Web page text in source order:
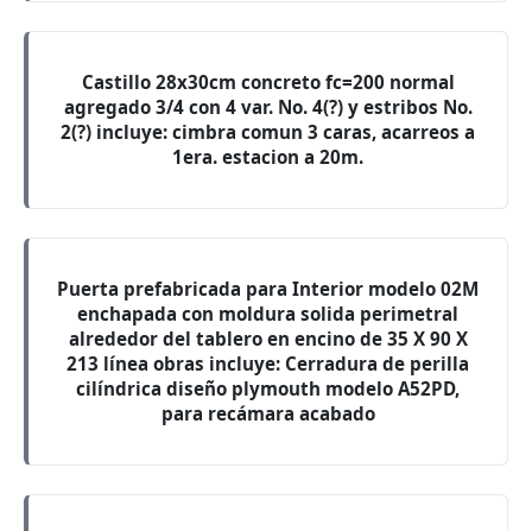
Castillo 28x30cm concreto fc=200 normal
agregado 3/4 con 4 var. No. 4(?) y estribos No.
2(?) incluye: cimbra comun 3 caras, acarreos a
1era. estacion a 20m.
Puerta prefabricada para Interior modelo 02M
enchapada con moldura solida perimetral
alrededor del tablero en encino de 35 X 90 X
213 línea obras incluye: Cerradura de perilla
cilíndrica diseño plymouth modelo A52PD,
para recámara acabado